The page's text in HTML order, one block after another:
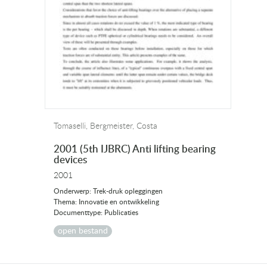
Tomaselli, Bergmeister, Costa
2001 (5th IJBRC) Anti lifting bearing
devices
2001
Onderwerp: Trek-druk opleggingen
Thema: Innovatie en ontwikkeling
Documenttype: Publicaties
open bestand